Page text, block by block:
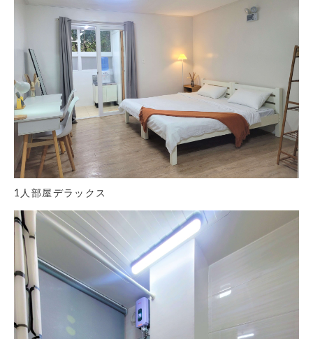
1人部屋デラックス